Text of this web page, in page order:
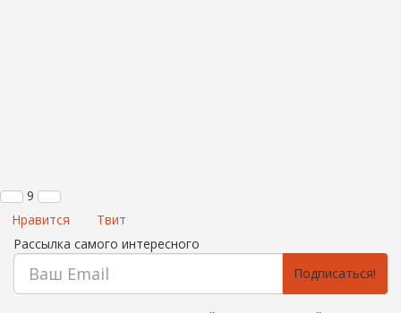
9
Нравится
Твит
Рассылка самого интересного
Подписаться!